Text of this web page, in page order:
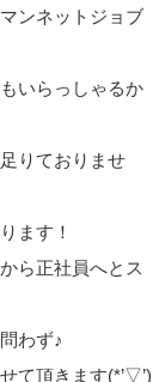
ンネットジョブ
いらっしゃるか
りておりませ
ます！
ら正社員へとス
わず♪
て頂きます(*’▽’)